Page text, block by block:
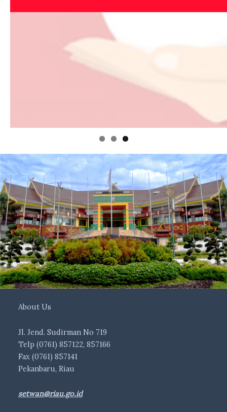
About Us
Jl. Jend. Sudirman No 719
Telp (0761) 857122, 857166
Fax (0761) 857141
Pekanbaru, Riau
setwan@riau.go.id